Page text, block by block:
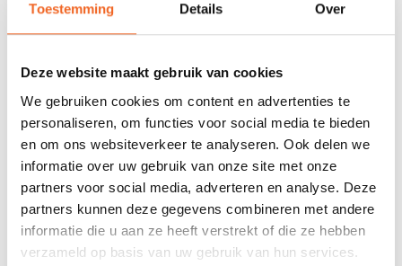
Toestemming Details Over
Deze website maakt gebruik van cookies
We gebruiken cookies om content en advertenties te
personaliseren, om functies voor social media te bieden
en om ons websiteverkeer te analyseren. Ook delen we
informatie over uw gebruik van onze site met onze
partners voor social media, adverteren en analyse. Deze
partners kunnen deze gegevens combineren met andere
informatie die u aan ze heeft verstrekt of die ze hebben
verzameld op basis van uw gebruik van hun services.
JE BEOORDELING TOEVOEGEN
GERELATEERDE PRODUCTEN